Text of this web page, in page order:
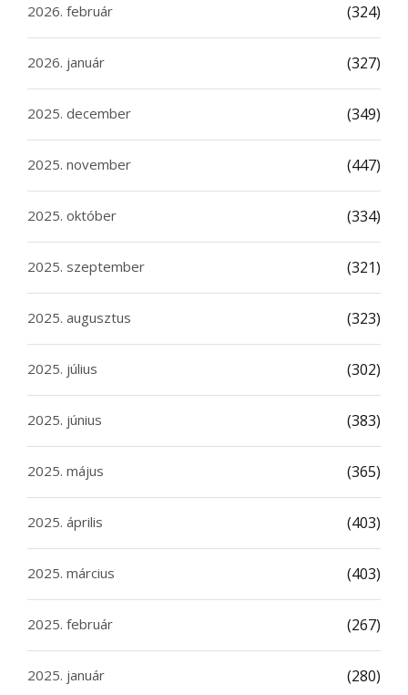
2026. február (324)
2026. január (327)
2025. december (349)
2025. november (447)
2025. október (334)
2025. szeptember (321)
2025. augusztus (323)
2025. július (302)
2025. június (383)
2025. május (365)
2025. április (403)
2025. március (403)
2025. február (267)
2025. január (280)